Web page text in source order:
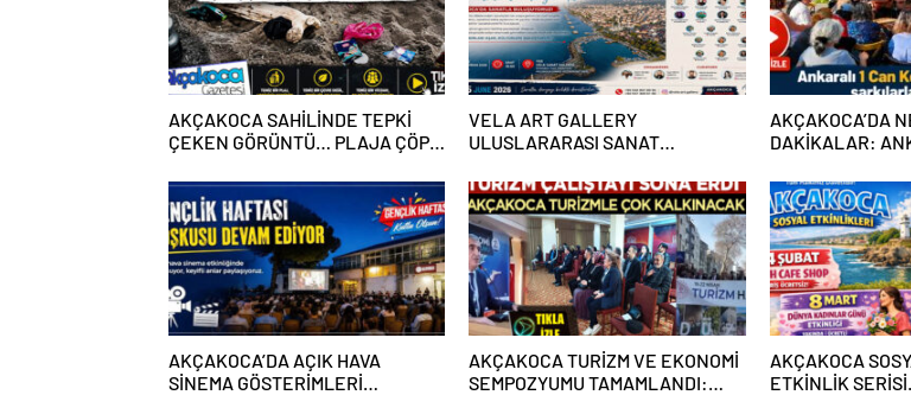
AKÇAKOCA SAHİLİNDE TEPKİ
ÇEKEN GÖRÜNTÜ… PLAJA ÇÖP
BIRAKIYORSUNUZ
VELA ART GALLERY
ULUSLARARASI SANAT
GERÇEKLEŞİYOR
AKÇAKOCA’DA
DAKİKALAR:
AKÇAKOCA’DA AÇIK HAVA
SİNEMA GÖSTERİMLERİ…
AKÇAKOCA TURİZM VE EKONOMİ
SEMPOZYUMU TAMAMLANDI:
AKÇAKOCA
ETKİNLİK SERİSİ…